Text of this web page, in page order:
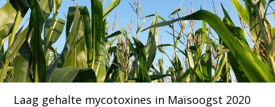
Laag gehalte mycotoxines in Maïsoogst 2020